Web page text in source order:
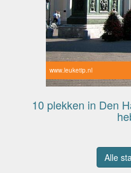
www.leuketip.nl
10 plekken in Den
Alle